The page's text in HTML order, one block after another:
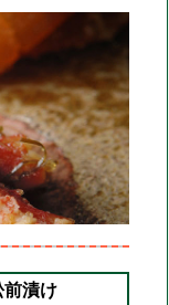
前漬け